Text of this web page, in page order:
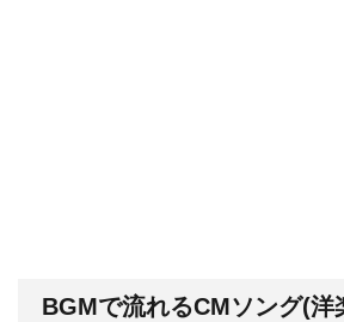
BGMで流れるCMソング(洋